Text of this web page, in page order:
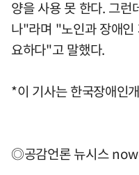
양을 사용 못 한다. 그런
나"라며 "노인과 장애인
요하다"고 말했다.
*이 기사는 한국장애인
◎공감언론 뉴시스